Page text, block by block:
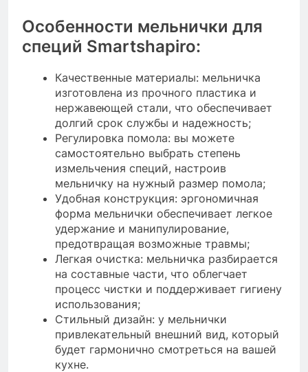
Особенности мельнички для
специй Smartshapiro:
Качественные материалы: мельничка
изготовлена из прочного пластика и
нержавеющей стали, что обеспечивает
долгий срок службы и надежность;
Регулировка помола: вы можете
самостоятельно выбрать степень
измельчения специй, настроив
мельничку на нужный размер помола;
Удобная конструкция: эргономичная
форма мельнички обеспечивает легкое
удержание и манипулирование,
предотвращая возможные травмы;
Легкая очистка: мельничка разбирается
на составные части, что облегчает
процесс чистки и поддерживает гигиену
использования;
Стильный дизайн: у мельнички
привлекательный внешний вид, который
будет гармонично смотреться на вашей
кухне.